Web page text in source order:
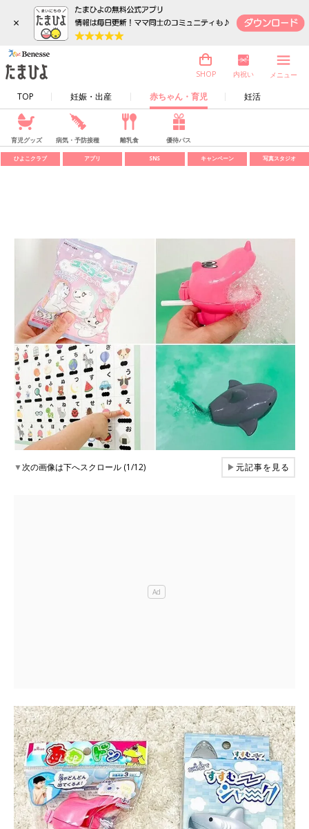
×
TOP 妊娠・出産 赤ちゃん・育児 妊活
SHOP 内祝い メニュー
育児グッズ 病気・予防接種 離乳食 優待パス
ひよこクラブ アプリ SNS キャンペーン 写真スタジオ
▼次の画像は下へスクロール (1/12) ▶元記事を見る